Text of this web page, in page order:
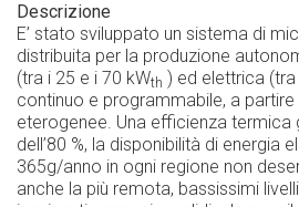
Descrizione
E’ stato sviluppato un sistema di
distribuita per la produzione
(tra i 25 e i 70 kWth ) ed elettrica
continuo e programmabile, a
eterogenee. Una efficienza termica
dell’80 %, la disponibilità di energia
365g/anno in ogni regione non
anche la più remota, bassissimi